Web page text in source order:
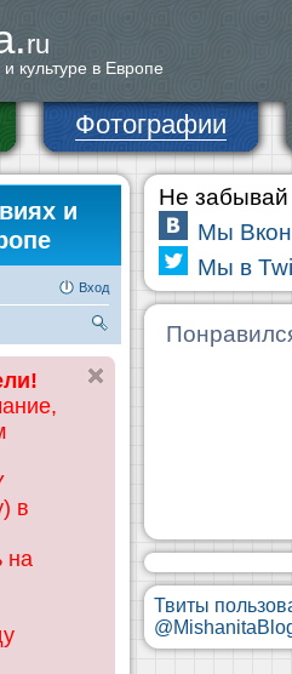
ru
культуре в Европе
Фотографии
и
Вход
ск
в
на
Не забывай
Мы
Мы в
Твиты